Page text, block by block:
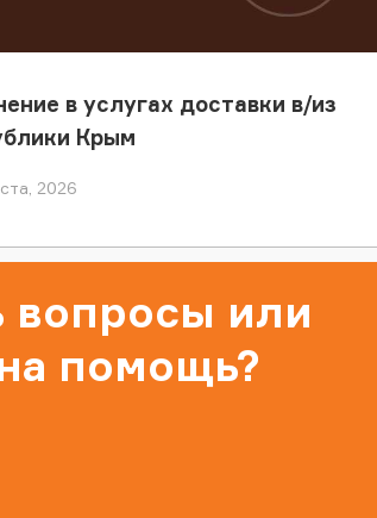
в услугах доставки в/из
Крым
2026
вопросы или
помощь?